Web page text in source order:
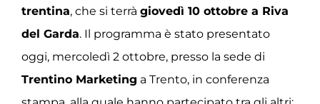
trentina, che si terrà giovedì 10 ottobre a Riva
del Garda. Il programma è stato presentato
oggi, mercoledì 2 ottobre, presso la sede di
Trentino Marketing a Trento, in conferenza